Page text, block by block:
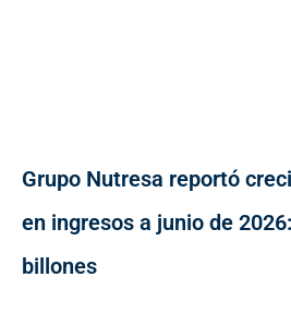
Grupo Nutresa reportó
en ingresos a junio de
billones